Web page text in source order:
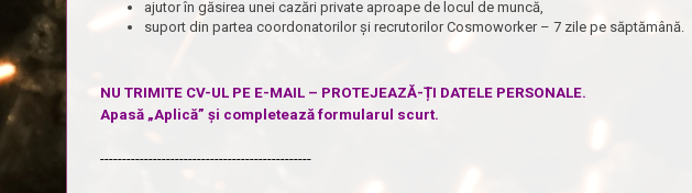
ajutor în găsirea unei cazări private aproape de locul de muncă,
suport din partea coordonatorilor și recrutorilor Cosmoworker – 7 zile pe săptămână.
NU TRIMITE CV-UL PE E-MAIL – PROTEJEAZĂ-ȚI DATELE PERSONALE.
Apasă „Aplică” și completează formularul scurt.
------------------------------------------------